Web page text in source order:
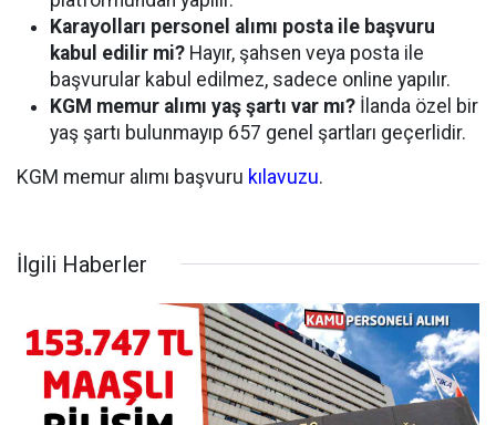
Karayolları personel alımı posta ile başvuru
kabul edilir mi? Hayır, şahsen veya posta ile
başvurular kabul edilmez, sadece online yapılır.
KGM memur alımı yaş şartı var mı? İlanda özel bir
yaş şartı bulunmayıp 657 genel şartları geçerlidir.
KGM memur alımı başvuru kılavuzu.
İlgili Haberler